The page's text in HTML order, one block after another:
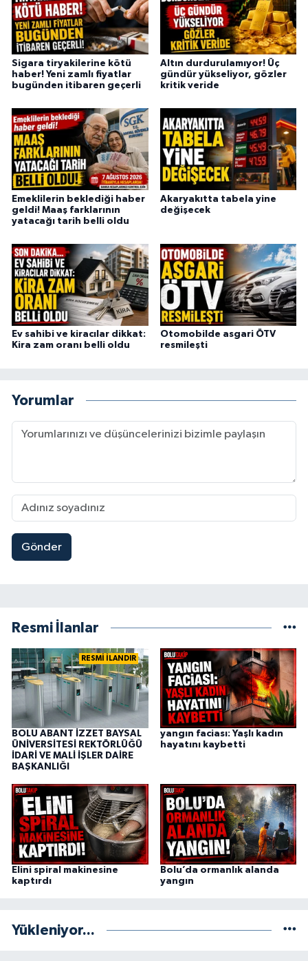
Sigara tiryakilerine kötü
haber! Yeni zamlı fiyatlar
bugünden itibaren geçerli
Altın durdurulamıyor! Üç
gündür yükseliyor, gözler
kritik veride
Emeklilerin beklediği haber
geldi! Maaş farklarının
yatacağı tarih belli oldu
Akaryakıtta tabela yine
değişecek
Ev sahibi ve kiracılar dikkat:
Kira zam oranı belli oldu
Otomobilde asgari ÖTV
resmileşti
Yorumlar
Gönder
Resmi İlanlar
RESMİ İLANDIR
BOLU ABANT İZZET BAYSAL
ÜNİVERSİTESİ REKTÖRLÜĞÜ
İDARİ VE MALİ İŞLER DAİRE
BAŞKANLIĞI
yangın faciası: Yaşlı kadın
hayatını kaybetti
Elini spiral makinesine
kaptırdı
Bolu’da ormanlık alanda
yangın
Yükleniyor...